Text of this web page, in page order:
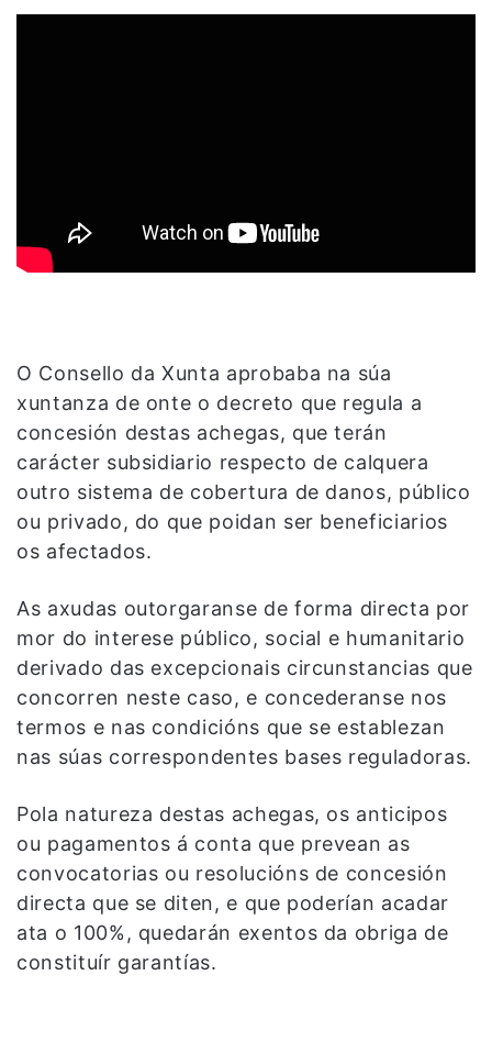
O Consello da Xunta aprobaba na súa
xuntanza de onte o decreto que regula a
concesión destas achegas, que terán
carácter subsidiario respecto de calquera
outro sistema de cobertura de danos, público
ou privado, do que poidan ser beneficiarios
os afectados.
As axudas outorgaranse de forma directa por
mor do interese público, social e humanitario
derivado das excepcionais circunstancias que
concorren neste caso, e concederanse nos
termos e nas condicións que se establezan
nas súas correspondentes bases reguladoras.
Pola natureza destas achegas, os anticipos
ou pagamentos á conta que prevean as
convocatorias ou resolucións de concesión
directa que se diten, e que poderían acadar
ata o 100%, quedarán exentos da obriga de
constituír garantías.